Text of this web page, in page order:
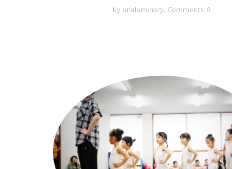
by unaluminary, Comments: 0